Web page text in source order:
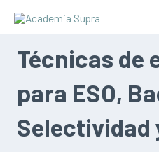
Técnicas de
para ESO,
Selectividad